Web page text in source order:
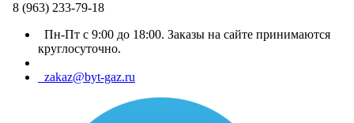
8 (963) 233-79-18
Пн-Пт с 9:00 до 18:00. Заказы на сайте принимаются
круглосуточно.
zakaz@byt-gaz.ru